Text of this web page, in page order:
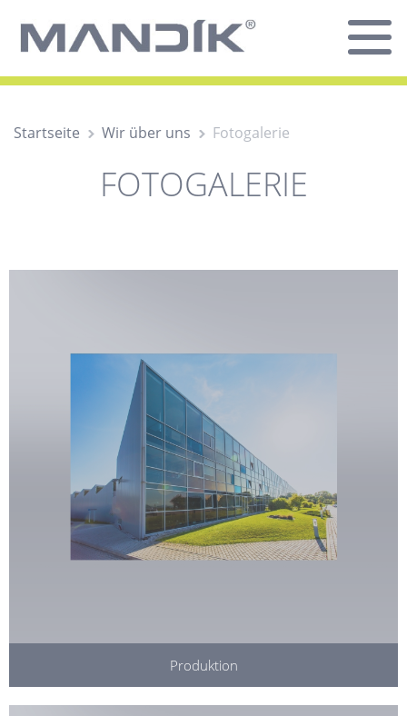
Startseite Wir über uns Fotogalerie
FOTOGALERIE
Produktion